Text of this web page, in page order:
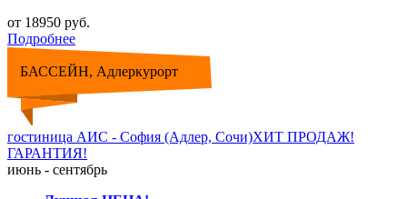
от 18950 руб.
Подробнее
БАССЕЙН, Адлеркурорт
гостиница АИС - София (Адлер, Сочи)ХИТ ПРОДАЖ!
ГАРАНТИЯ!
июнь - сентябрь